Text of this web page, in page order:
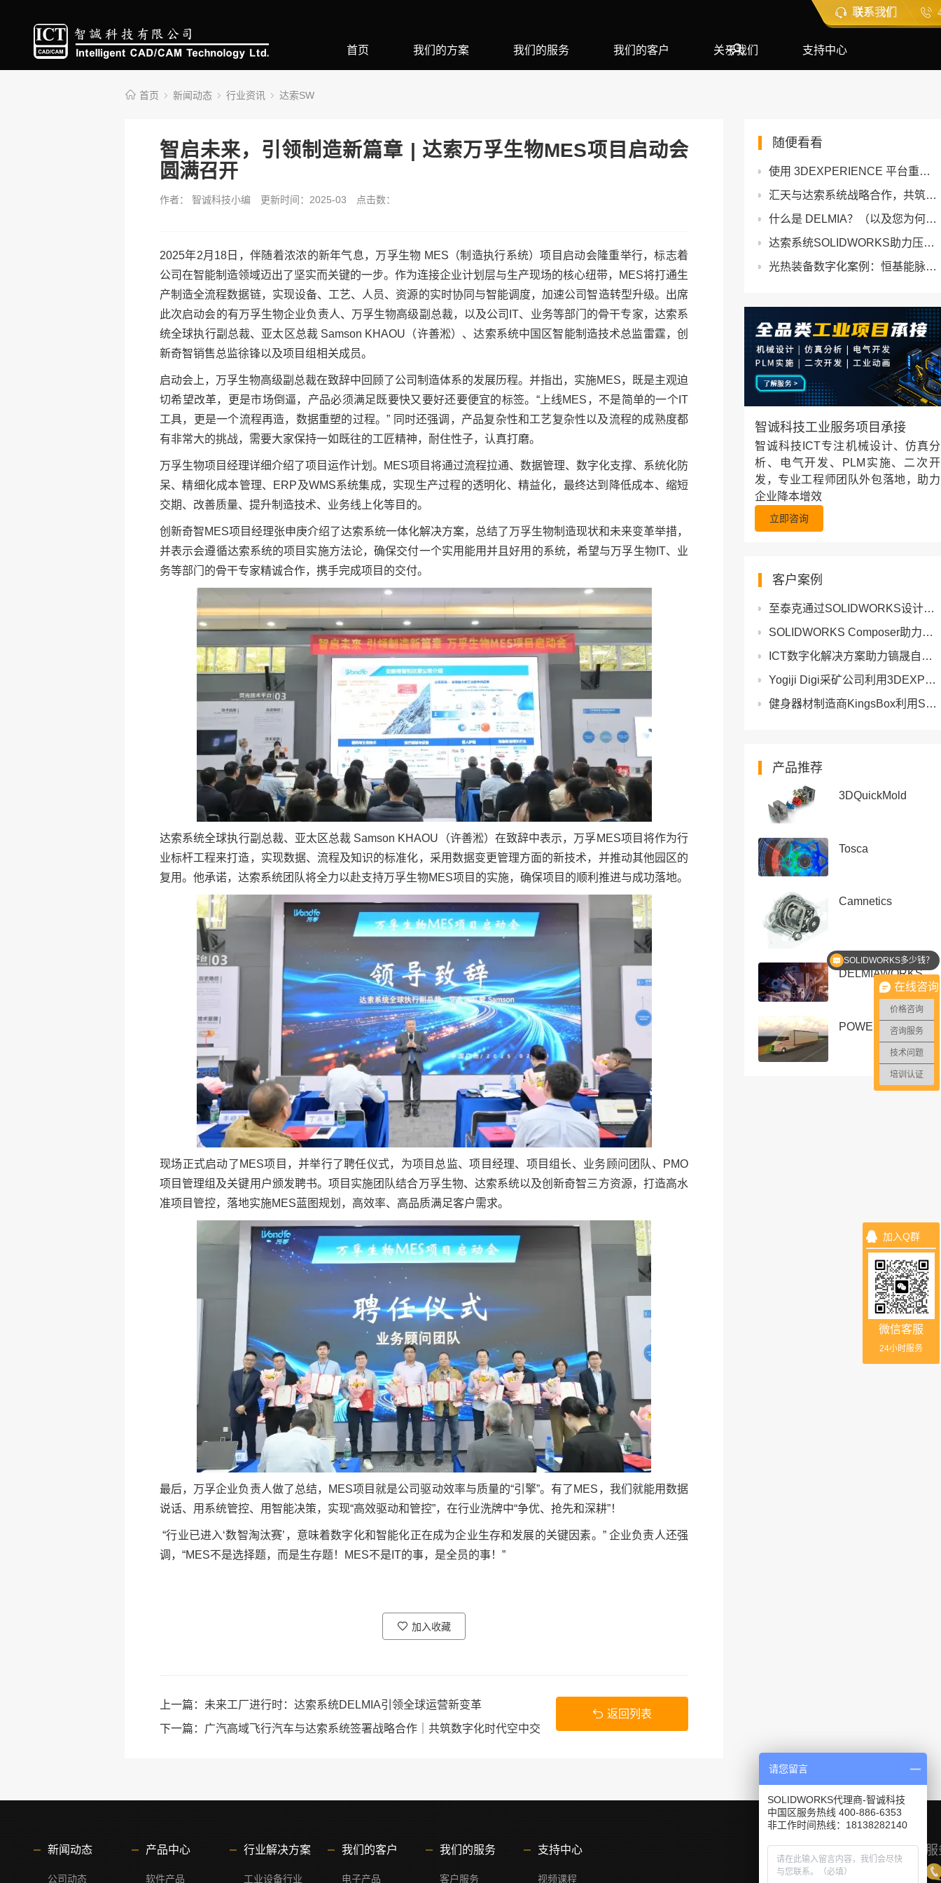
联系我们
首页 我们的方案 我们的服务 我们的客户 关于我们 支持中心
首页 新闻动态 行业资讯 达索SW
智启未来，引领制造新篇章 | 达索万孚生物MES项目启动会
圆满召开
作者： 智诚科技小编 更新时间：2025-03 点击数：
2025年2月18日，伴随着浓浓的新年气息，万孚生物 MES（制造执行系统）项目启动会隆重举行，标志着
公司在智能制造领域迈出了坚实而关键的一步。作为连接企业计划层与生产现场的核心纽带，MES将打通生
产制造全流程数据链，实现设备、工艺、人员、资源的实时协同与智能调度，加速公司智造转型升级。出席
此次启动会的有万孚生物企业负责人、万孚生物高级副总裁，以及公司IT、业务等部门的骨干专家，达索系
统全球执行副总裁、亚太区总裁 Samson KHAOU（许善淞）、达索系统中国区智能制造技术总监雷霆，创
新奇智销售总监徐锋以及项目组相关成员。
启动会上，万孚生物高级副总裁在致辞中回顾了公司制造体系的发展历程。并指出，实施MES，既是主观迫
切希望改革，更是市场倒逼，产品必须满足既要快又要好还要便宜的标签。“上线MES，不是简单的一个IT
工具，更是一个流程再造，数据重塑的过程。” 同时还强调，产品复杂性和工艺复杂性以及流程的成熟度都
有非常大的挑战，需要大家保持一如既往的工匠精神，耐住性子，认真打磨。
万孚生物项目经理详细介绍了项目运作计划。MES项目将通过流程拉通、数据管理、数字化支撑、系统化防
呆、精细化成本管理、ERP及WMS系统集成，实现生产过程的透明化、精益化，最终达到降低成本、缩短
交期、改善质量、提升制造技术、业务线上化等目的。
创新奇智MES项目经理张申庚介绍了达索系统一体化解决方案，总结了万孚生物制造现状和未来变革举措，
并表示会遵循达索系统的项目实施方法论，确保交付一个实用能用并且好用的系统，希望与万孚生物IT、业
务等部门的骨干专家精诚合作，携手完成项目的交付。
达索系统全球执行副总裁、亚太区总裁 Samson KHAOU（许善淞）在致辞中表示，万孚MES项目将作为行
业标杆工程来打造，实现数据、流程及知识的标准化，采用数据变更管理方面的新技术，并推动其他园区的
复用。他承诺，达索系统团队将全力以赴支持万孚生物MES项目的实施，确保项目的顺利推进与成功落地。
现场正式启动了MES项目，并举行了聘任仪式，为项目总监、项目经理、项目组长、业务顾问团队、PMO
项目管理组及关键用户颁发聘书。项目实施团队结合万孚生物、达索系统以及创新奇智三方资源，打造高水
准项目管控，落地实施MES蓝图规划，高效率、高品质满足客户需求。
最后，万孚企业负责人做了总结，MES项目就是公司驱动效率与质量的“引擎”。有了MES，我们就能用数据
说话、用系统管控、用智能决策，实现“高效驱动和管控”，在行业洗牌中“争优、抢先和深耕”！
“行业已进入‘数智淘汰赛’，意味着数字化和智能化正在成为企业生存和发展的关键因素。” 企业负责人还强
调，“MES不是选择题，而是生存题！MES不是IT的事，是全员的事！”
加入收藏
上一篇： 未来工厂进行时：达索系统DELMIA引领全球运营新变革
下一篇： 广汽高域飞行汽车与达索系统签署战略合作｜共筑数字化时代空中交
返回列表
随便看看
使用 3DEXPERIENCE 平台重新构想采矿
汇天与达索系统战略合作，共筑“让飞行更自由”的未来
什么是 DELMIA？（以及您为何应该关注？）
达索系统SOLIDWORKS助力压缩空气储能系统企业解锁精准仿真新体验！
光热装备数字化案例：恒基能脉依托达索3DEXPERIENCE提速20%
智诚科技工业服务项目承接
智诚科技ICT专注机械设计、仿真分
析、电气开发、PLM实施、二次开
发，专业工程师团队外包落地，助力
企业降本增效
立即咨询
客户案例
至泰克通过SOLIDWORKS设计和塑料仿真解决方案发展业务
SOLIDWORKS Composer助力八方电气提升用户体验！
ICT数字化解决方案助力镐晟自动化实现设计协同与数据管理
Yogiji Digi采矿公司利用3DEXPERIENCE Works节省能源并促进创新
健身器材制造商KingsBox利用SOLIDWORKS定制健身房解决方案
产品推荐
3DQuickMold
Tosca
Camnetics
DELMIAWORKS
POWERFLOW
加入Q群
微信客服
24小时服务
新闻动态
公司动态
产品中心
软件产品
行业解决方案
工业设备行业
我们的客户
电子产品
我们的服务
客户服务
支持中心
视频课程
在线咨询
价格咨询
咨询服务
技术问题
培训认证
SOLIDWORKS多少钱？
请您留言
SOLIDWORKS代理商-智诚科技
中国区服务热线 400-886-6353
非工作时间热线：18138282140